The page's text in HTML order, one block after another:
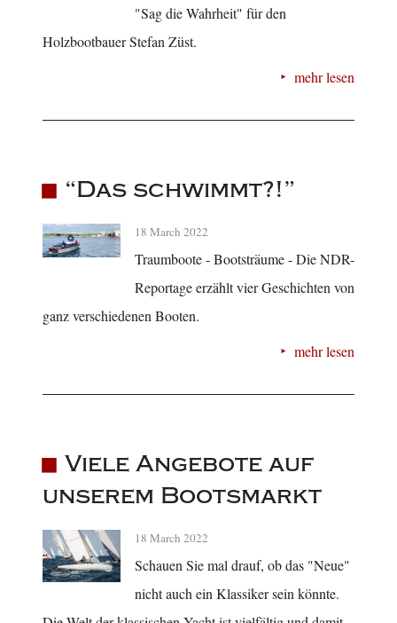
"Sag die Wahrheit" für den
Holzbootbauer Stefan Züst.
mehr lesen
“Das schwimmt?!”
18 March 2022
Traumboote - Bootsträume - Die NDR-
Reportage erzählt vier Geschichten von
ganz verschiedenen Booten.
mehr lesen
Viele Angebote auf
unserem Bootsmarkt
18 March 2022
Schauen Sie mal drauf, ob das "Neue"
nicht auch ein Klassiker sein könnte.